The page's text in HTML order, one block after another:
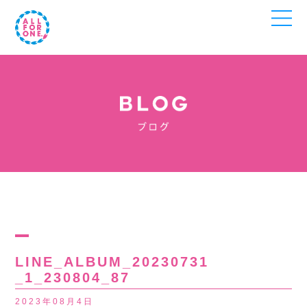
LINE_ALBUM_20230731
_1_230804_87
2023年08月4日